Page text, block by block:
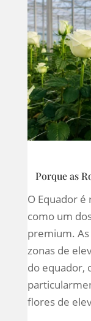
Porque as
O Equador
como um
premium.
zonas de
do equador,
flores de